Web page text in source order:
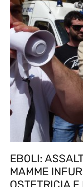
EBOLI:
MAMME
OSTETRICIA